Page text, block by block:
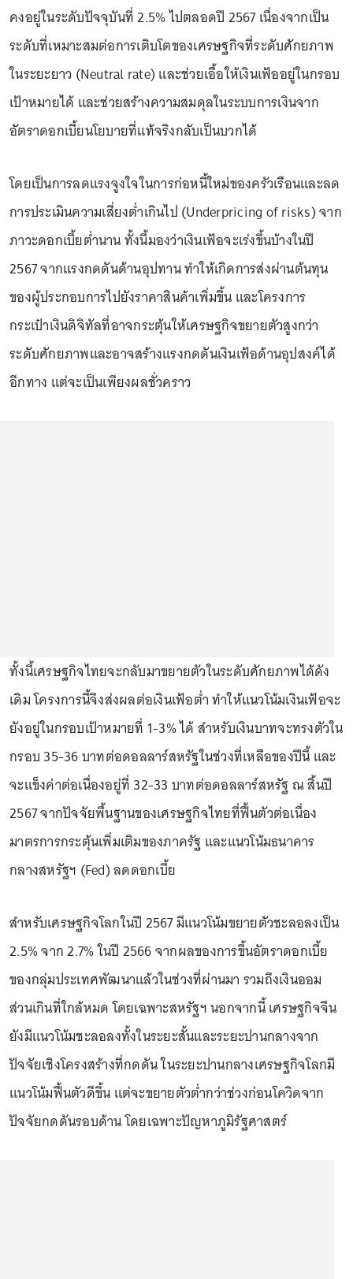
คงอยู่ในระดับปัจจุบันที่ 2.5% ไปตลอดปี 2567 เนื่องจากเป็น
ระดับที่เหมาะสมต่อการเติบโตของเศรษฐกิจที่ระดับศักยภาพ
ในระยะยาว (Neutral rate) และช่วยเอื้อให้เงินเฟ้ออยู่ในกรอบ
เป้าหมายได้ และช่วยสร้างความสมดุลในระบบการเงินจาก
อัตราดอกเบี้ยนโยบายที่แท้จริงกลับเป็นบวกได้
โดยเป็นการลดแรงจูงใจในการก่อหนี้ใหม่ของครัวเรือนและลด
การประเมินความเสี่ยงต่ำเกินไป (Underpricing of risks) จาก
ภาวะดอกเบี้ยต่ำนาน ทั้งนี้มองว่าเงินเฟ้อจะเร่งขึ้นบ้างในปี
2567 จากแรงกดดันด้านอุปทาน ทำให้เกิดการส่งผ่านต้นทุน
ของผู้ประกอบการไปยังราคาสินค้าเพิ่มขึ้น และโครงการ
กระเป๋าเงินดิจิทัลที่อาจกระตุ้นให้เศรษฐกิจขยายตัวสูงกว่า
ระดับศักยภาพและอาจสร้างแรงกดดันเงินเฟ้อด้านอุปสงค์ได้
อีกทาง แต่จะเป็นเพียงผลชั่วคราว
ทั้งนี้เศรษฐกิจไทยจะกลับมาขยายตัวในระดับศักยภาพได้ดัง
เดิม โครงการนี้จึงส่งผลต่อเงินเฟ้อต่ำ ทำให้แนวโน้มเงินเฟ้อจะ
ยังอยู่ในกรอบเป้าหมายที่ 1-3% ได้ สำหรับเงินบาทจะทรงตัวใน
กรอบ 35-36 บาทต่อดอลลาร์สหรัฐในช่วงที่เหลือของปีนี้ และ
จะแข็งค่าต่อเนื่องอยู่ที่ 32-33 บาทต่อดอลลาร์สหรัฐ ณ สิ้นปี
2567 จากปัจจัยพื้นฐานของเศรษฐกิจไทยที่ฟื้นตัวต่อเนื่อง
มาตรการกระตุ้นเพิ่มเติมของภาครัฐ และแนวโน้มธนาคาร
กลางสหรัฐฯ (Fed) ลดดอกเบี้ย
สำหรับเศรษฐกิจโลกในปี 2567 มีแนวโน้มขยายตัวชะลอลงเป็น
2.5% จาก 2.7% ในปี 2566 จากผลของการขึ้นอัตราดอกเบี้ย
ของกลุ่มประเทศพัฒนาแล้วในช่วงที่ผ่านมา รวมถึงเงินออม
ส่วนเกินที่ใกล้หมด โดยเฉพาะสหรัฐฯ นอกจากนี้ เศรษฐกิจจีน
ยังมีแนวโน้มชะลอลงทั้งในระยะสั้นและระยะปานกลางจาก
ปัจจัยเชิงโครงสร้างที่กดดัน ในระยะปานกลางเศรษฐกิจโลกมี
แนวโน้มฟื้นตัวดีขึ้น แต่จะขยายตัวต่ำกว่าช่วงก่อนโควิดจาก
ปัจจัยกดดันรอบด้าน โดยเฉพาะปัญหาภูมิรัฐศาสตร์